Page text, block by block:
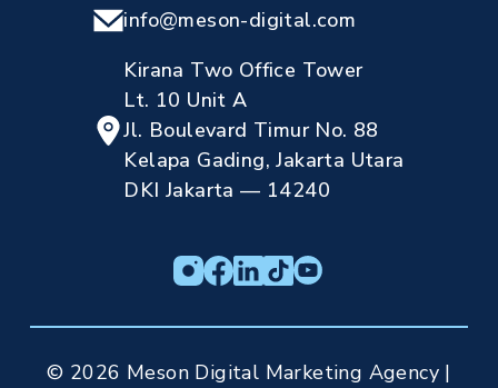
info@meson-digital.com
Kirana Two Office Tower
Lt. 10 Unit A
Jl. Boulevard Timur No. 88
Kelapa Gading, Jakarta Utara
DKI Jakarta — 14240
© 2026 Meson Digital Marketing Agency |